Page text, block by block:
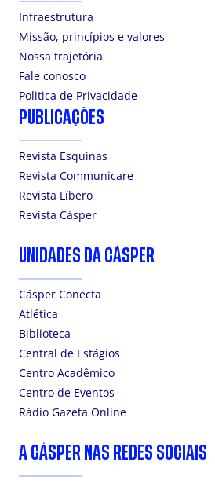
Infraestrutura
Missão, princípios e valores
Nossa trajetória
Fale conosco
Politica de Privacidade
PUBLICAÇÕES
Revista Esquinas
Revista Communicare
Revista Líbero
Revista Cásper
UNIDADES DA CÁSPER
Cásper Conecta
Atlética
Biblioteca
Central de Estágios
Centro Acadêmico
Centro de Eventos
Rádio Gazeta Online
A CÁSPER NAS REDES SOCIAIS